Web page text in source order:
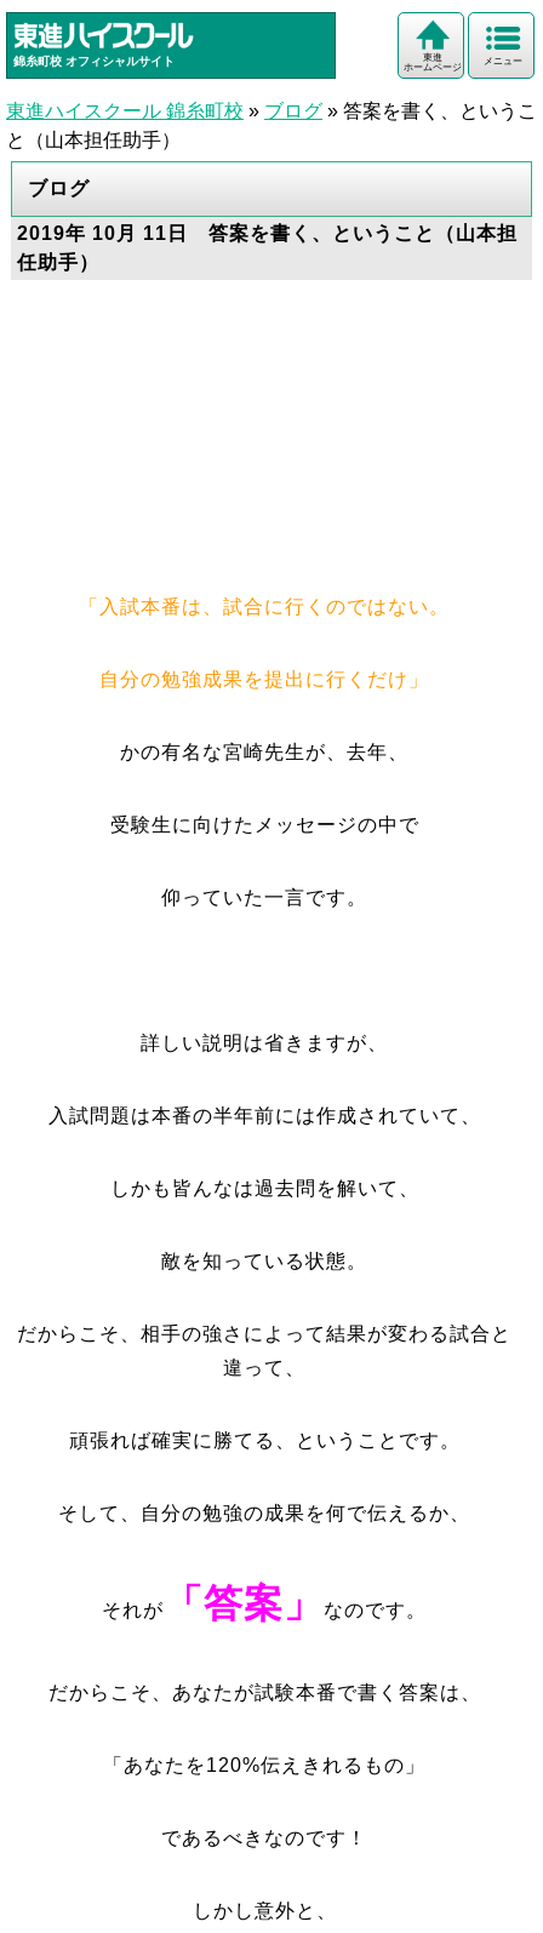
錦糸町校 オフィシャルサイト メニュー
東進
ホームページ
東進ハイスクール 錦糸町校 » ブログ » 答案を書く、というこ
と（山本担任助手）
ブログ
2019年 10月 11日 答案を書く、ということ（山本担
任助手）
「入試本番は、試合に行くのではない。
自分の勉強成果を提出に行くだけ」
かの有名な宮崎先生が、去年、
受験生に向けたメッセージの中で
仰っていた一言です。
詳しい説明は省きますが、
入試問題は本番の半年前には作成されていて、
しかも皆んなは過去問を解いて、
敵を知っている状態。
だからこそ、相手の強さによって結果が変わる試合と
違って、
頑張れば確実に勝てる、ということです。
そして、自分の勉強の成果を何で伝えるか、
それが 「答案」 なのです。
だからこそ、あなたが試験本番で書く答案は、
「あなたを120%伝えきれるもの」
であるべきなのです！
しかし意外と、